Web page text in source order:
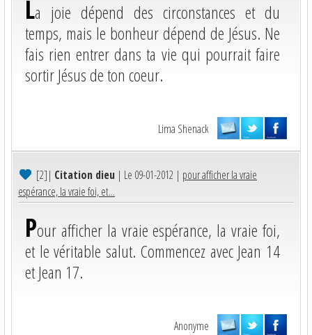
La joie dépend des circonstances et du
temps, mais le bonheur dépend de Jésus. Ne
fais rien entrer dans ta vie qui pourrait faire
sortir Jésus de ton coeur.
Lima Shenack
[2]| Citation dieu | Le 09-01-2012 | pour afficher la vraie
espérance, la vraie foi, et...
Pour afficher la vraie espérance, la vraie foi,
et le véritable salut. Commencez avec Jean 14
et Jean 17.
Anonyme